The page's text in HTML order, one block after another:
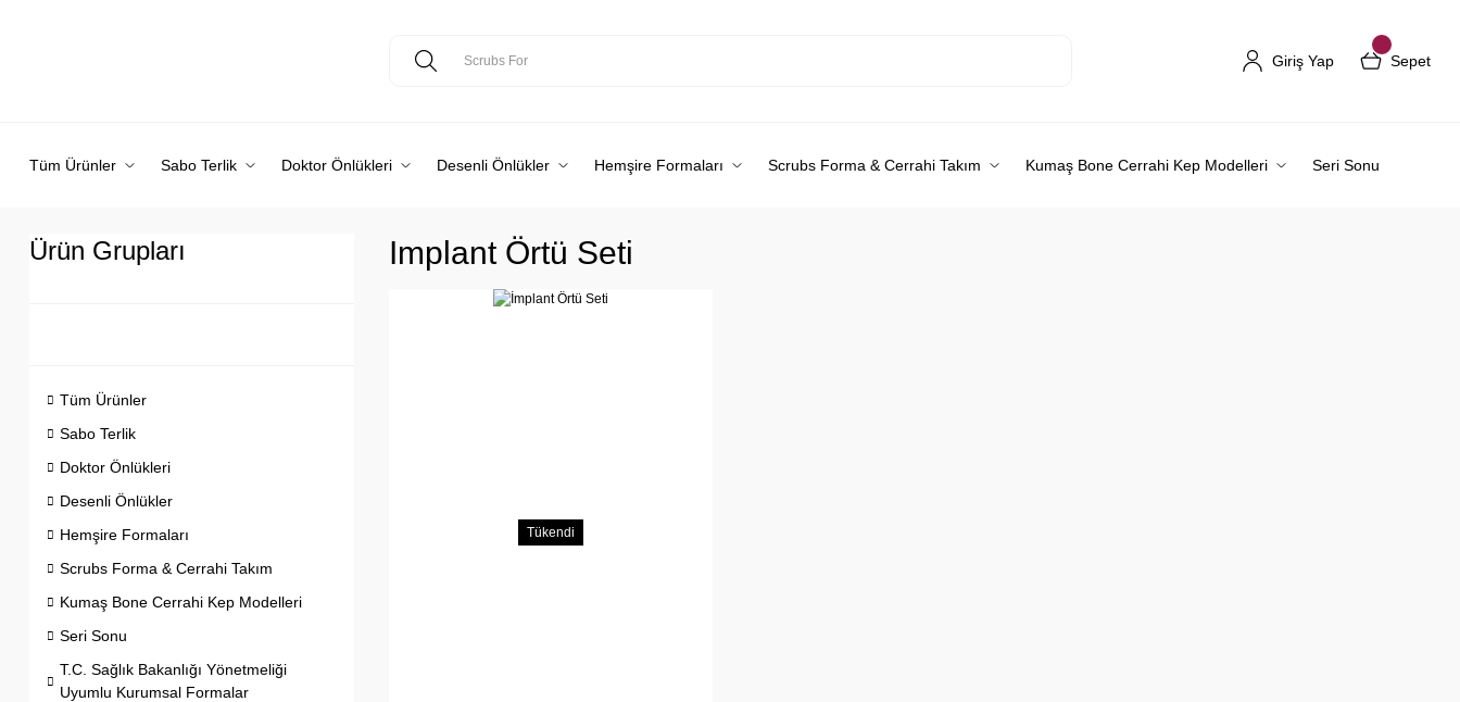
Giriş Yap Sepet
Tüm Ürünler Sabo Terlik Doktor Önlükleri Desenli Önlükler Hemşire Formaları Scrubs Forma & Cerrahi Takım Kumaş Bone Cerrahi Kep Modelleri Seri Sonu
Ürün Grupları
Tüm Ürünler
Sabo Terlik
Doktor Önlükleri
Desenli Önlükler
Hemşire Formaları
Scrubs Forma & Cerrahi Takım
Kumaş Bone Cerrahi Kep Modelleri
Seri Sonu
T.C. Sağlık Bakanlığı Yönetmeliği
Uyumlu Kurumsal Formalar
Implant Örtü Seti
Tükendi